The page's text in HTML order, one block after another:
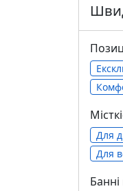
Для
Для